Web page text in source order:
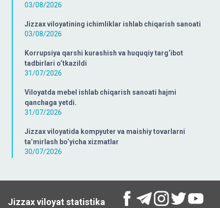
03/08/2026
Jizzax viloyatining ichimliklar ishlab chiqarish sanoati
03/08/2026
Korrupsiya qarshi kurashish va huquqiy targ‘ibot
tadbirlari o‘tkazildi
31/07/2026
Viloyatda mebel ishlab chiqarish sanoati hajmi
qanchaga yetdi.
31/07/2026
Jizzax viloyatida kompyuter va maishiy tovarlarni
ta’mirlash bo‘yicha xizmatlar
30/07/2026
Jizzax viloyat statistika